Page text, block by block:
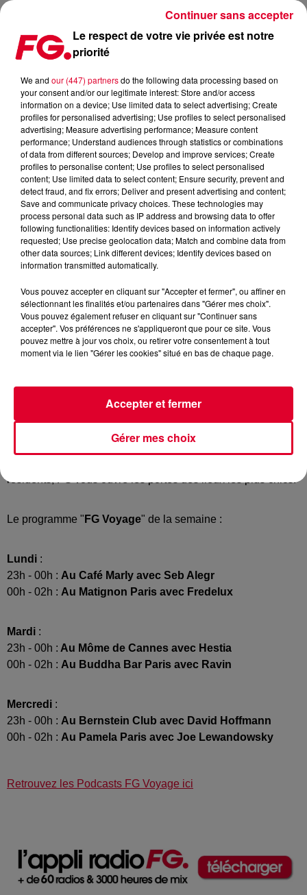
FG VOYAGE : LE PROGRAMME DE LA SEMAINE
Publié : 19 septembre 2022 à 16h19 par Solène Cordier
résidents, FG vous ouvre les portes des lieux les plus chics.
Le programme " FG Voyage" de la semaine :
Lundi :
23h - 00h : Au Café Marly avec Seb Alegr
00h - 02h : Au Matignon Paris avec Fredelux
Mardi :
23h - 00h : Au Môme de Cannes avec Hestia
00h - 02h : Au Buddha Bar Paris avec Ravin
Mercredi :
23h - 00h : Au Bernstein Club avec David Hoffmann
00h - 02h : Au Pamela Paris avec Joe Lewandowsky
Retrouvez les Podcasts FG Voyage ici
Le respect de votre vie privée est notre
priorité
We and our (447) partnersdo the following data processing based on
your consent and/or our legitimate interest: Store and/or access
information on a device; Use limited data to select advertising; Create
profiles for personalised advertising; Use profiles to select personalised
advertising; Measure advertising performance; Measure content
performance; Understand audiences through statistics or combinations
of data from different sources; Develop and improve services; Create
profiles to personalise content; Use profiles to select personalised
content; Use limited data to select content; Ensure security, prevent and
detect fraud, and fix errors; Deliver and present advertising and content;
Save and communicate privacy choices. These technologies may
process personal data such as IP address and browsing data to offer
following functionalities: Identify devices based on information actively
requested; Use precise geolocation data; Match and combine data from
other data sources; Link different devices; Identify devices based on
information transmitted automatically.
Vous pouvez accepter en cliquant sur "Accepter et fermer", ou affiner en
sélectionnant les finalités et/ou partenaires dans "Gérer mes choix".
Vous pouvez également refuser en cliquant sur "Continuer sans
accepter". Vos préférences ne s'appliqueront que pour ce site. Vous
pouvez mettre à jour vos choix, ou retirer votre consentement à tout
moment via le lien "Gérer les cookies" situé en bas de chaque page.
Gérer mes choix
Accepter et fermer
Continuer sans accepter